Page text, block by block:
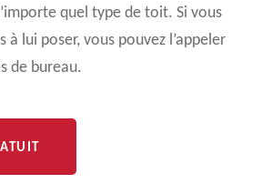
quel type de toit. Si vous
à lui poser, vous pouvez l’appeler
de bureau.